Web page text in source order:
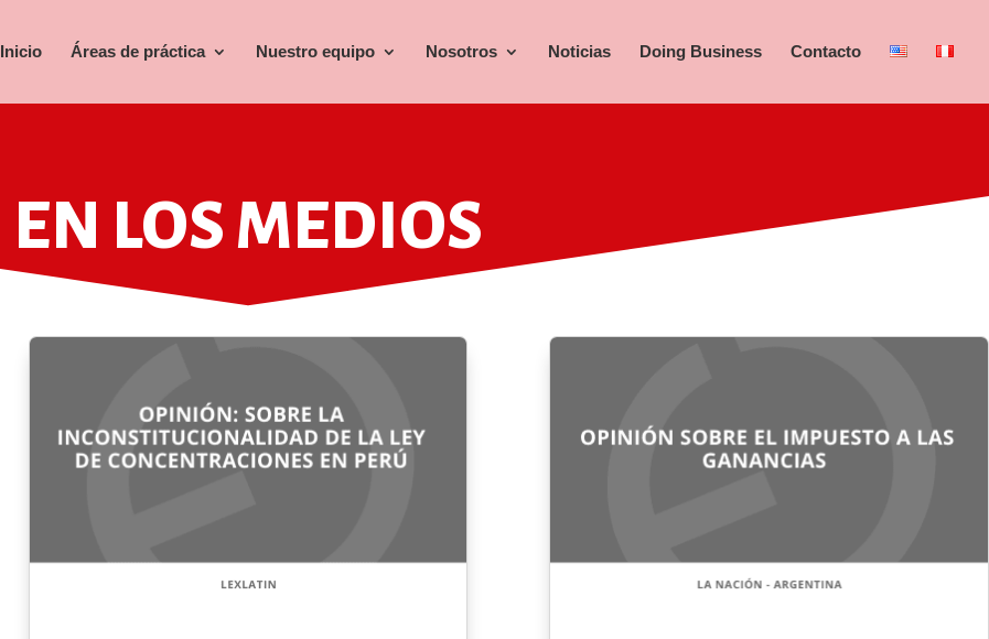
Inicio Áreas de práctica Nuestro equipo Nosotros Noticias Doing Business Contacto
EN LOS MEDIOS